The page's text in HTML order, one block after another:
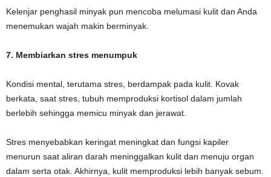
Kelenjar penghasil minyak pun mencoba melumasi kulit dan Anda
menemukan wajah makin berminyak.
7. Membiarkan stres menumpuk
Kondisi mental, terutama stres, berdampak pada kulit. Kovak
berkata, saat stres, tubuh memproduksi kortisol dalam jumlah
berlebih sehingga memicu minyak dan jerawat.
Stres menyebabkan keringat meningkat dan fungsi kapiler
menurun saat aliran darah meninggalkan kulit dan menuju organ
dalam serta otak. Akhirnya, kulit memproduksi lebih banyak sebum.